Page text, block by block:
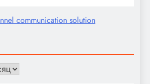
communication solution